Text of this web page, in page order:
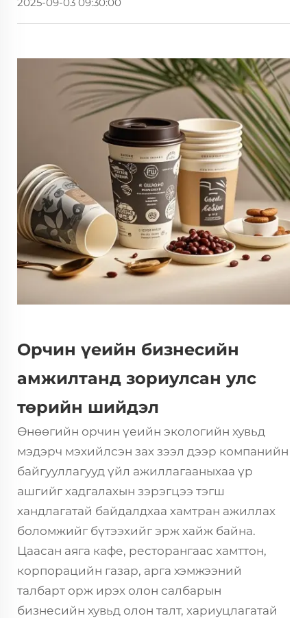
Орчин үеийн бизнесийн
амжилтанд зориулсан улс
төрийн шийдэл
Өнөөгийн орчин үеийн экологийн хувьд
мэдэрч мэхийлсэн зах зээл дээр компанийн
байгууллагууд үйл ажиллагааныхаа үр
ашгийг хадгалахын зэрэгцээ тэгш
хандлагатай байдалдхаа хамтран ажиллах
боломжийг бүтээхийг эрж хайж байна.
Цаасан аяга кафе, ресторангаас хамттон,
корпорацийн газар, арга хэмжээний
талбарт орж ирэх олон салбарын
бизнесийн хувьд олон талт, хариуцлагатай